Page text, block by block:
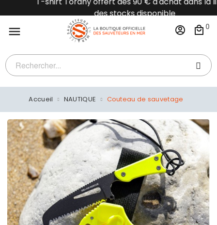
des stocks disponible
 0
Accueil NAUTIQUE Couteau de sauvetage